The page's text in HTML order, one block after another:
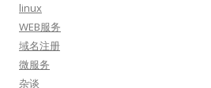
linux
WEB服务
域名注册
微服务
杂谈